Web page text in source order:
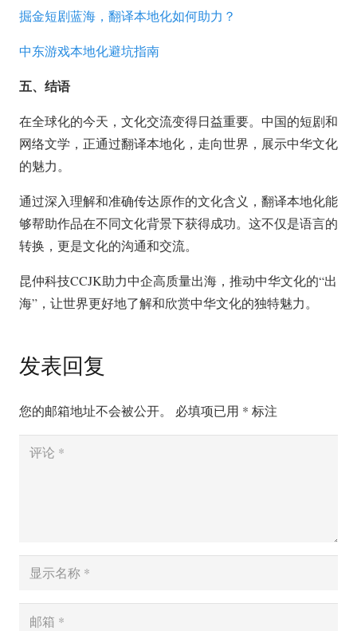
掘金短剧蓝海，翻译本地化如何助力？
中东游戏本地化避坑指南
五、结语
在全球化的今天，文化交流变得日益重要。中国的短剧和
网络文学，正通过翻译本地化，走向世界，展示中华文化
的魅力。
通过深入理解和准确传达原作的文化含义，翻译本地化能
够帮助作品在不同文化背景下获得成功。这不仅是语言的
转换，更是文化的沟通和交流。
昆仲科技CCJK助力中企高质量出海，推动中华文化的“出
海”，让世界更好地了解和欣赏中华文化的独特魅力。
发表回复
您的邮箱地址不会被公开。 必填项已用 * 标注